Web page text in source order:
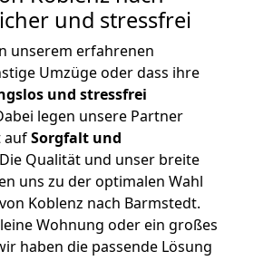
und stressfrei
unserem erfahrenen
Umzüge oder dass ihre
und stressfrei
legen unsere Partner
aufSorgfalt und
Die Qualität und unser breite
uns zu der optimalen Wahl
Koblenz nach Barmstedt.
Wohnung oder ein großes
haben die passende Lösung